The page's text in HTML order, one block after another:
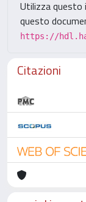
Utilizza questo
questo
https://
Citazioni